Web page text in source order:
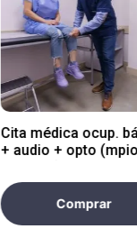
Cita médica ocup.
+ audio + opto
Comprar